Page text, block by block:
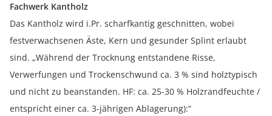
Fachwerk Kantholz
Das Kantholz wird i.Pr. scharfkantig geschnitten, wobei
festverwachsenen Äste, Kern und gesunder Splint erlaubt
sind. „Während der Trocknung entstandene Risse,
Verwerfungen und Trockenschwund ca. 3 % sind holztypisch
und nicht zu beanstanden. HF: ca. 25-30 % Holzrandfeuchte /
entspricht einer ca. 3-jährigen Ablagerung):“